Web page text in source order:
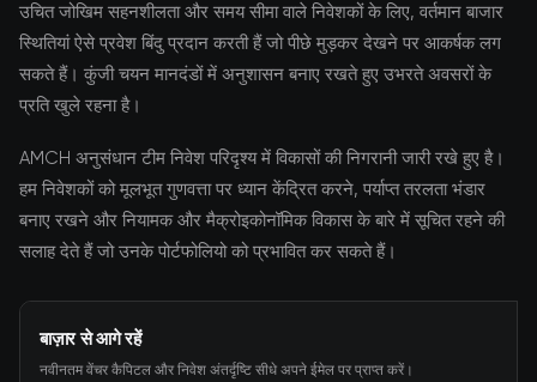
उचित जोखिम सहनशीलता और समय सीमा वाले निवेशकों के लिए, वर्तमान बाजार
स्थितियां ऐसे प्रवेश बिंदु प्रदान करती हैं जो पीछे मुड़कर देखने पर आकर्षक लग
सकते हैं। कुंजी चयन मानदंडों में अनुशासन बनाए रखते हुए उभरते अवसरों के
प्रति खुले रहना है।
AMCH अनुसंधान टीम निवेश परिदृश्य में विकासों की निगरानी जारी रखे हुए है।
हम निवेशकों को मूलभूत गुणवत्ता पर ध्यान केंद्रित करने, पर्याप्त तरलता भंडार
बनाए रखने और नियामक और मैक्रोइकोनॉमिक विकास के बारे में सूचित रहने की
सलाह देते हैं जो उनके पोर्टफोलियो को प्रभावित कर सकते हैं।
बाज़ार से आगे रहें
नवीनतम वेंचर कैपिटल और निवेश अंतर्दृष्टि सीधे अपने ईमेल पर प्राप्त करें।